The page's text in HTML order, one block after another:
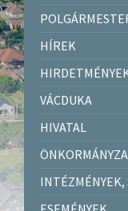
HÍREK
VÁCDUKA
HIVATAL
INTÉZMÉNYEK,